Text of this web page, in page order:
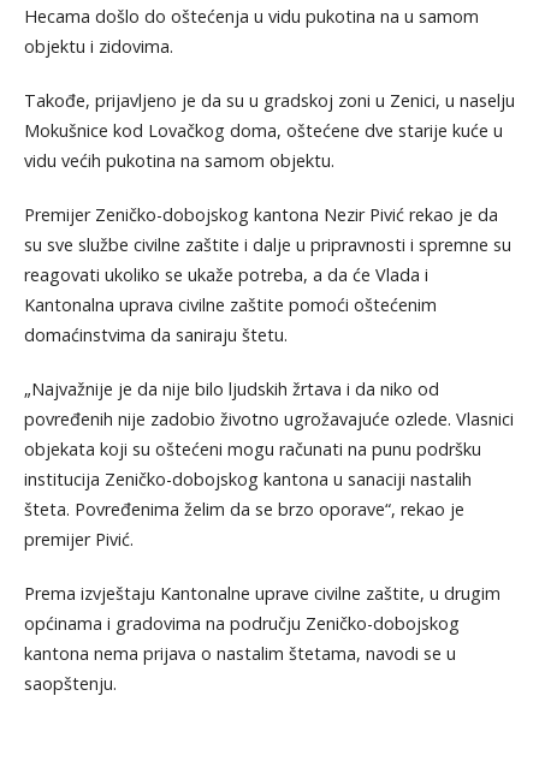
Hecama došlo do oštećenja u vidu pukotina na u samom
objektu i zidovima.
Takođe, prijavljeno je da su u gradskoj zoni u Zenici, u naselju
Mokušnice kod Lovačkog doma, oštećene dve starije kuće u
vidu većih pukotina na samom objektu.
Premijer Zeničko-dobojskog kantona Nezir Pivić rekao je da
su sve službe civilne zaštite i dalje u pripravnosti i spremne su
reagovati ukoliko se ukaže potreba, a da će Vlada i
Kantonalna uprava civilne zaštite pomoći oštećenim
domaćinstvima da saniraju štetu.
„Najvažnije je da nije bilo ljudskih žrtava i da niko od
povređenih nije zadobio životno ugrožavajuće ozlede. Vlasnici
objekata koji su oštećeni mogu računati na punu podršku
institucija Zeničko-dobojskog kantona u sanaciji nastalih
šteta. Povređenima želim da se brzo oporave“, rekao je
premijer Pivić.
Prema izvještaju Kantonalne uprave civilne zaštite, u drugim
općinama i gradovima na području Zeničko-dobojskog
kantona nema prijava o nastalim štetama, navodi se u
saopštenju.